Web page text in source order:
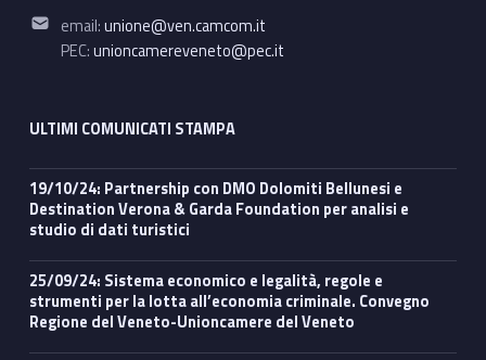
Email address:
email:unione@ven.camcom.it
PEC:unioncamereveneto@pec.it
ULTIMI COMUNICATI STAMPA
19/10/24: Partnership con DMO Dolomiti Bellunesi e
Destination Verona & Garda Foundation per analisi e
studio di dati turistici
25/09/24: Sistema economico e legalità, regole e
strumenti per la lotta all’economia criminale. Convegno
Regione del Veneto-Unioncamere del Veneto